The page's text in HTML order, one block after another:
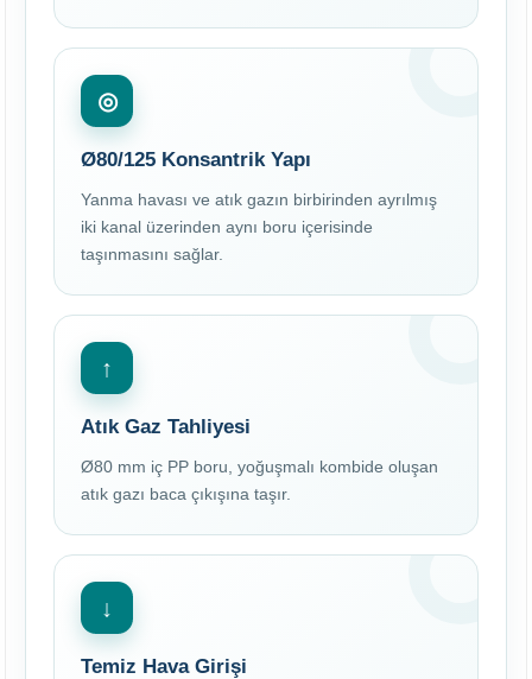
◎
Ø80/125 Konsantrik Yapı
Yanma havası ve atık gazın birbirinden ayrılmış
iki kanal üzerinden aynı boru içerisinde
taşınmasını sağlar.
↑
Atık Gaz Tahliyesi
Ø80 mm iç PP boru, yoğuşmalı kombide oluşan
atık gazı baca çıkışına taşır.
↓
Temiz Hava Girişi